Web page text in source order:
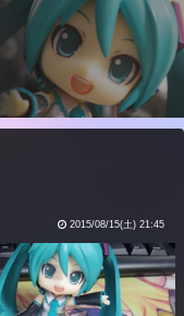
2015/08/15(土) 21:45